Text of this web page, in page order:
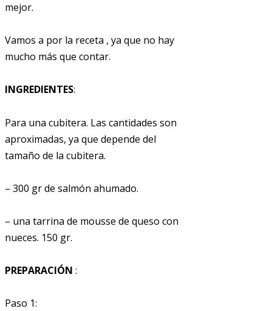
mejor.
Vamos a por la receta , ya que no hay
mucho más que contar.
INGREDIENTES:
Para una cubitera. Las cantidades son
aproximadas, ya que depende del
tamaño de la cubitera.
– 300 gr de salmón ahumado.
– una tarrina de mousse de queso con
nueces. 150 gr.
PREPARACIÓN :
Paso 1: